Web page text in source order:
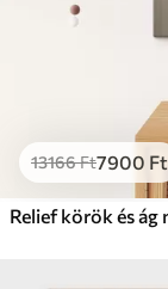
13166Ft7900 Ft